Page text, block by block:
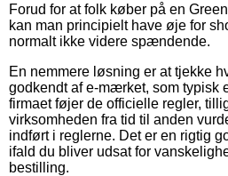
Forud for at folk køber på en
kan man principielt have øje for
normalt ikke videre spændende.
En nemmere løsning er at tjekke
godkendt af e-mærket, som typisk
firmaet føjer de officielle regler,
virksomheden fra tid til anden
indført i reglerne. Det er en rigtig
ifald du bliver udsat for
bestilling.